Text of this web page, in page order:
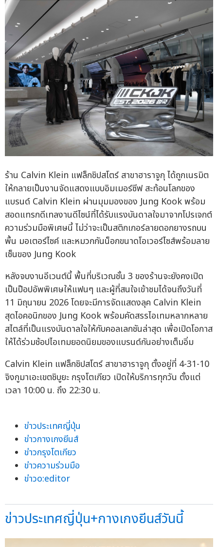
ร้าน Calvin Klein แฟล็กชิปสโตร์ สาขาฮาราจูกุ ได้ถูกเนรมิต
ให้กลายเป็นงานจัดแสดงแบบอิมเมอร์ซีฟ สะท้อนโลกของ
แบรนด์ Calvin Klein ผ่านมุมมองของ Jung Kook พร้อม
สอดแทรกดีเทลงานดีไซน์ที่ได้รับแรงบันดาลใจมาจากโปรเจกต์
ความร่วมมือพิเศษนี้ ไม่ว่าจะเป็นสติกเกอร์ลายดอกยางรถบน
พื้น มอเตอร์ไซค์ และหมวกกันน็อกขนาดโอเวอร์ไซส์พร้อมลาย
เซ็นของ Jung Kook
หลังจบงานอีเวนต์นี้ พื้นที่บริเวณชั้น 3 ของร้านจะยังคงเปิด
เป็นป๊อปอัพพิเศษให้แฟนๆ และผู้ที่สนใจเข้าชมได้จนถึงวันที่
11 มิถุนายน 2026 โดยจะมีการจัดแสดงลุค Calvin Klein
สุดไอคอนิกของ Jung Kook พร้อมคัดสรรไอเทมหลากหลาย
สไตล์ที่เป็นแรงบันดาลใจให้กับคอลเลกชันล่าสุด เพื่อเปิดโอกาส
ให้ได้ร่วมช้อปไอเทมยอดนิยมของแบรนด์กันอย่างเต็มอิ่ม
Calvin Klein แฟล็กชิปสโตร์ สาขาฮาราจูกุ ตั้งอยู่ที่ 4-31-10
จิงกูมาเอะเขตชิบูยะ กรุงโตเกียว เปิดให้บริการทุกวัน ตั้งแต่
เวลา 10:00 น. ถึง 22:30 น.
ข่าวประเทศญี่ปุ่น
ข่าวกางเกงยีนส์
ข่าวกรุงโตเกียว
ข่าวความร่วมมือ
ข่าวo:editor
ข่าวประเทศญี่ปุ่น+กางเกงยีนส์วันนี้